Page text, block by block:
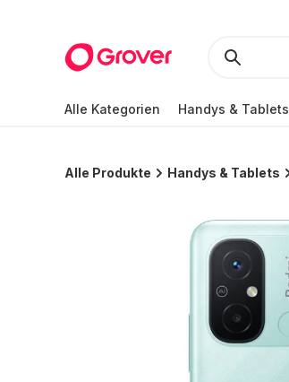
Alle Kategorien Handys & Tablets
Alle Produkte Handys & Tablets